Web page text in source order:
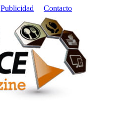
Publicidad Contacto